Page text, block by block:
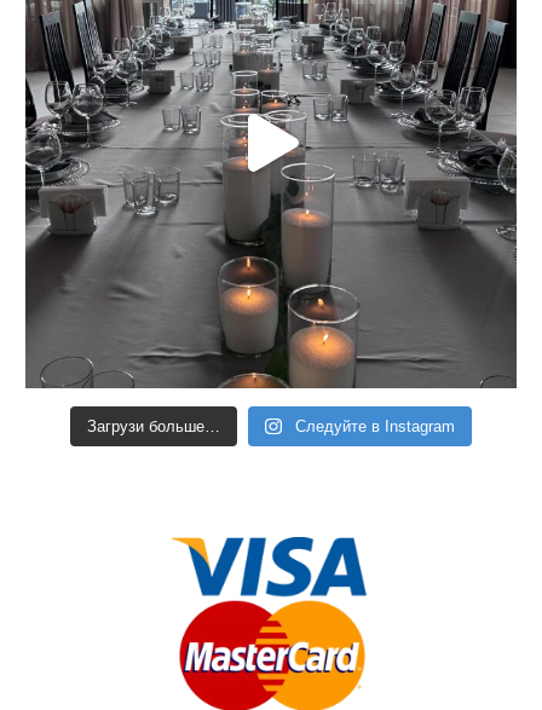
Загрузи больше… Следуйте в Instagram